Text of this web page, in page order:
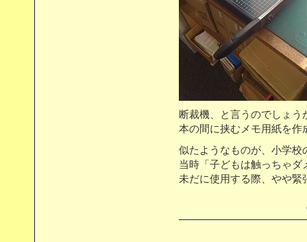
断裁機、と言うのでしょ
本の間に挟むメモ用紙を作
似たようなものが、小学校
当時「子どもは触っちゃ
未だに使用する際、やや緊